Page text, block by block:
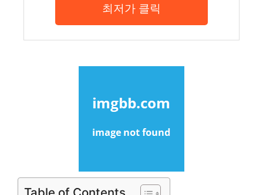
최저가 클릭
Table of Contents